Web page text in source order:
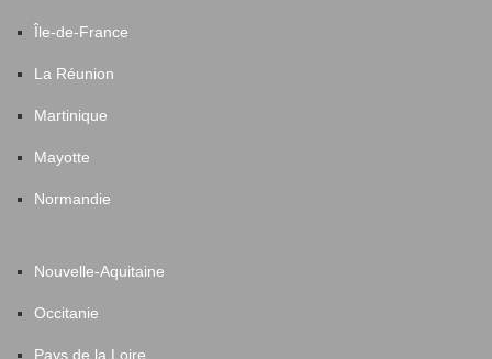
Île-de-France
La Réunion
Martinique
Mayotte
Normandie
Nouvelle-Aquitaine
Occitanie
Pays de la Loire